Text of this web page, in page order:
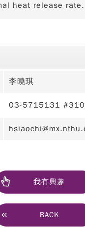
heat release rate.
李曉琪
03-5715131
我有興趣
BACK